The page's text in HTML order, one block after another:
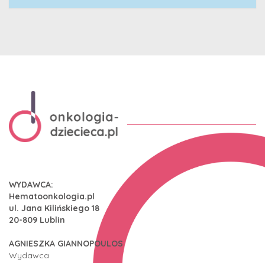
WYDAWCA:
Hematoonkologia.pl
ul. Jana Kilińskiego 18
20-809 Lublin
AGNIESZKA GIANNOPOULOS
Wydawca